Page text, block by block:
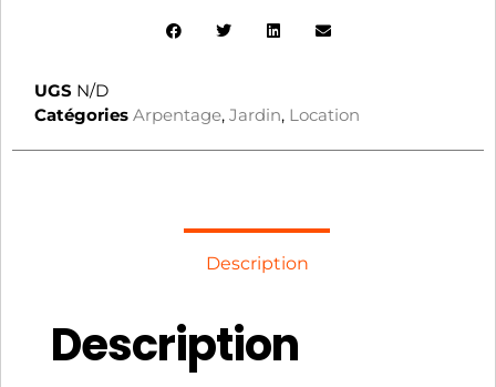
UGS N/D
Catégories Arpentage, Jardin, Location
Description
Description